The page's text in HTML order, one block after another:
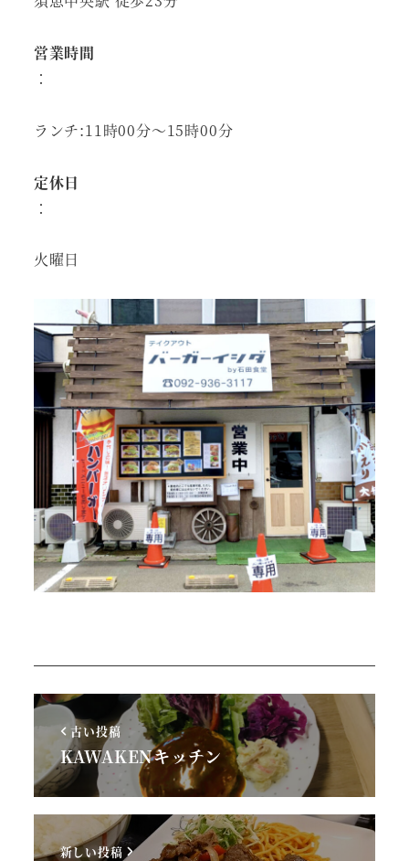
営業時間
：
ランチ:11時00分～15時00分
定休日
：
火曜日
古い投稿
KAWAKENキッチン
新しい投稿